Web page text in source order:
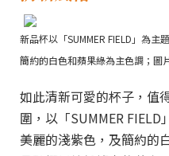
新品杯以「SUMMER FIELD」為
簡約的白色和蘋果綠為主色調；圖
如此清新可愛的杯子，值
圍，以「SUMMER FIELD
美麗的淺紫色，及簡約的